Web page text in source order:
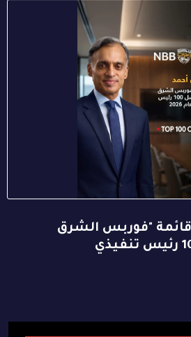
"فوربس الشرق